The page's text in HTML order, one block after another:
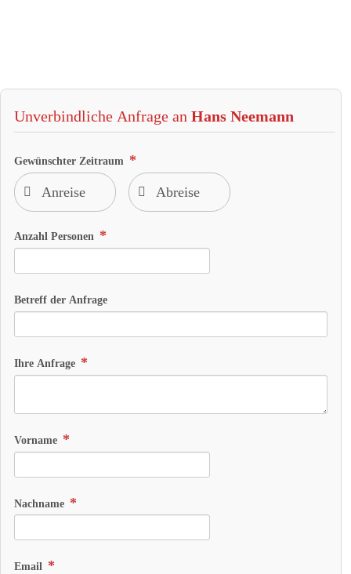
Unverbindliche Anfrage an Hans Neemann
Gewünschter Zeitraum
Anzahl Personen
Betreff der Anfrage
Ihre Anfrage
Vorname
Nachname
Email